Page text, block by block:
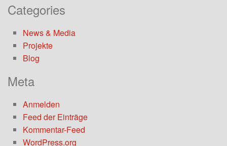
Categories
News & Media
Projekte
Blog
Meta
Anmelden
Feed der Einträge
Kommentar-Feed
WordPress.org